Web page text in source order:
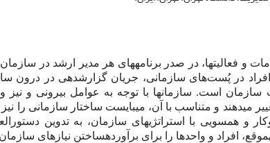
و فعالیت‏ها، در صدر برنامه‏های هر مدیر ارشد در
در پُست‌های سازمانی، جریان گزارش‏دهی در درون
سازمان است. سازمان‏ها با توجه به عوامل بیرونی و
می‏دهند و متناسب با آن، می‏بایست ساختار سازمانی را نیز
و هم‏سویی با استراتژی‏های سازمان، به تدوین
افراد و واحدها را برای برآورده‏ساختن نیازهای